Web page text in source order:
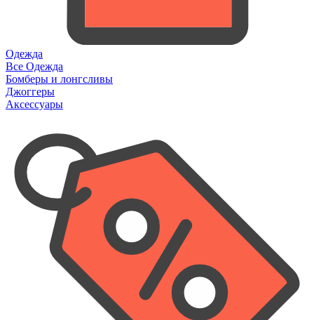
Одежда
Все Одежда
Бомберы и лонгсливы
Джоггеры
Аксессуары